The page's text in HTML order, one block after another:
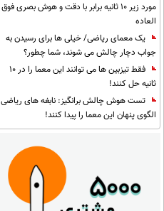
مورد زیر 10 ثانیه برابر با دقت و هوش بصری فوق
العاده
یک معمای ریاضی/ خیلی ها برای رسیدن به
جواب دچار چالش می شوند، شما چطور؟
فقط تیزبین ها می توانند این معما را در 10
ثانیه حل کنند!
تست هوش چالش برانگیز: نابغه های ریاضی
الگوی پنهان این معما را پیدا کنند!